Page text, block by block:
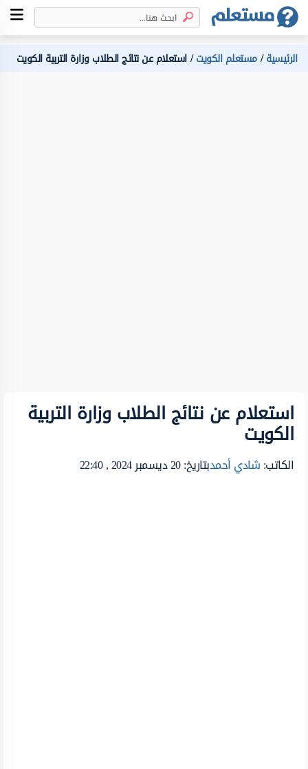
الرئيسية مستعلم الكويت استعلام عن نتائج الطلاب وزارة التربية الكويت
استعلام عن نتائج الطلاب وزارة التربية
الكويت
الكاتب:شادي أحمدبتاريخ: 20 ديسمبر 2024 , 22:40